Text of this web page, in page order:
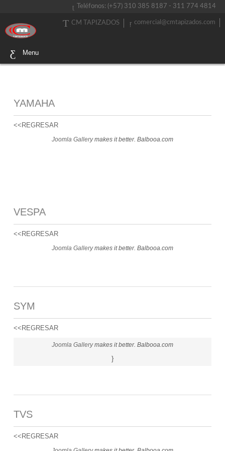
Teléfonos: (+57) 310 385 8187 - 311 774 4814
comercial@cmtapizados.com
CM TAPIZADOS
Menu
YAMAHA
<<REGRESAR
Joomla Gallerymakes it better. Balbooa.com
VESPA
<<REGRESAR
Joomla Gallerymakes it better. Balbooa.com
SYM
<<REGRESAR
Joomla Gallerymakes it better. Balbooa.com
}
TVS
<<REGRESAR